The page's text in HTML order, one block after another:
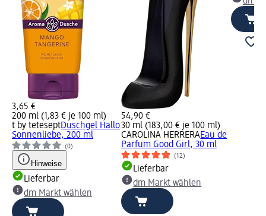
3,65 €
200 ml (1,83 € je 100 ml)
t by teteseptDuschgel Hallo
Sonnenliebe, 200 ml
(0)
Hinweise
Lieferbar
dm Markt wählen
54,90 €
30 ml (183,00 € je 100 ml)
CAROLINA HERRERAEau de
Parfum Good Girl, 30 ml
(12)
Lieferbar
dm Markt wählen